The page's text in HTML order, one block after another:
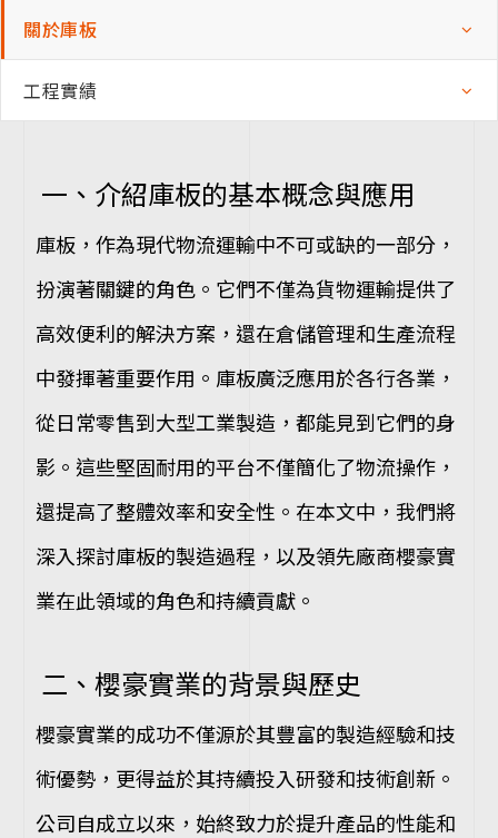
關於庫板
工程實績
一、介紹庫板的基本概念與應用
庫板，作為現代物流運輸中不可或缺的一部分，
扮演著關鍵的角色。它們不僅為貨物運輸提供了
高效便利的解決方案，還在倉儲管理和生產流程
中發揮著重要作用。庫板廣泛應用於各行各業，
從日常零售到大型工業製造，都能見到它們的身
影。這些堅固耐用的平台不僅簡化了物流操作，
還提高了整體效率和安全性。在本文中，我們將
深入探討庫板的製造過程，以及領先廠商櫻豪實
業在此領域的角色和持續貢獻。
二、櫻豪實業的背景與歷史
櫻豪實業的成功不僅源於其豐富的製造經驗和技
術優勢，更得益於其持續投入研發和技術創新。
公司自成立以來，始終致力於提升產品的性能和